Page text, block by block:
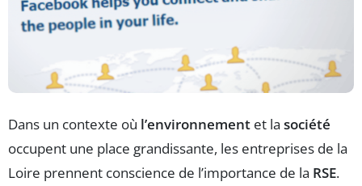
Dans un contexte où l’environnement et la société
occupent une place grandissante, les entreprises de la
Loire prennent conscience de l’importance de la RSE.